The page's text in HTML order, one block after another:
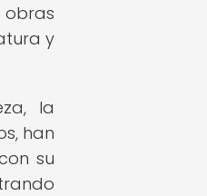
obras
y
la
han
su